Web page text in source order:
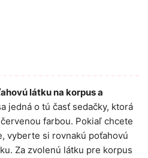
látku na korpus a
jedná o tú časť sedačky, ktorá
farbou. Pokiaľ chcete
vyberte si rovnakú poťahovú
Za zvolenú látku pre korpus